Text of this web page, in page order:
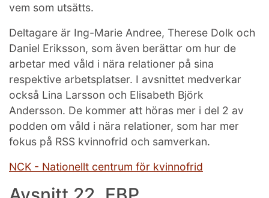
vem som utsätts.
Deltagare är Ing-Marie Andree, Therese Dolk och
Daniel Eriksson, som även berättar om hur de
arbetar med våld i nära relationer på sina
respektive arbetsplatser. I avsnittet medverkar
också Lina Larsson och Elisabeth Björk
Andersson. De kommer att höras mer i del 2 av
podden om våld i nära relationer, som har mer
fokus på RSS kvinnofrid och samverkan.
NCK - Nationellt centrum för kvinnofrid